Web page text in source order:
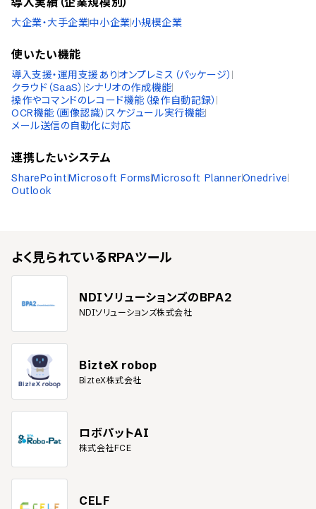
大企業・大手企業中小企業小規模企業
使いたい機能
導入支援・運用支援ありオンプレミス（パッケージ）
クラウド（SaaS） シナリオの作成機能
操作やコマンドのレコード機能（操作自動記録）
OCR機能（画像認識）スケジュール実行機能
メール送信の自動化に対応
連携したいシステム
SharePointMicrosoft FormsMicrosoft PlannerOnedrive
Outlook
よく見られているRPAツール
NDIソリューションズのBPA2
NDIソリューションズ株式会社
BizteX robop
BizteX株式会社
ロボパットAI
株式会社FCE
CELF